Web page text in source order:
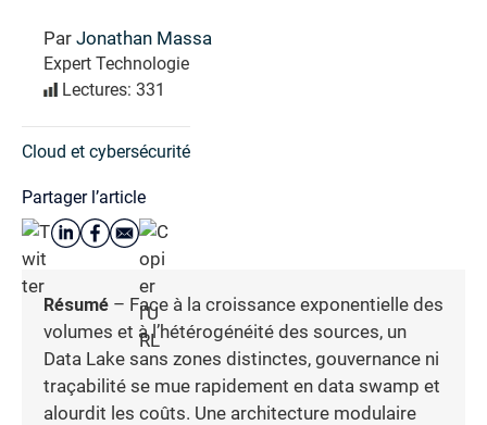
Par Jonathan Massa
Expert Technologie
Lectures: 331
Cloud et cybersécurité
Partager l’article
Résumé – Face à la croissance exponentielle des
volumes et à l’hétérogénéité des sources, un
Data Lake sans zones distinctes, gouvernance ni
traçabilité se mue rapidement en data swamp et
alourdit les coûts. Une architecture modulaire